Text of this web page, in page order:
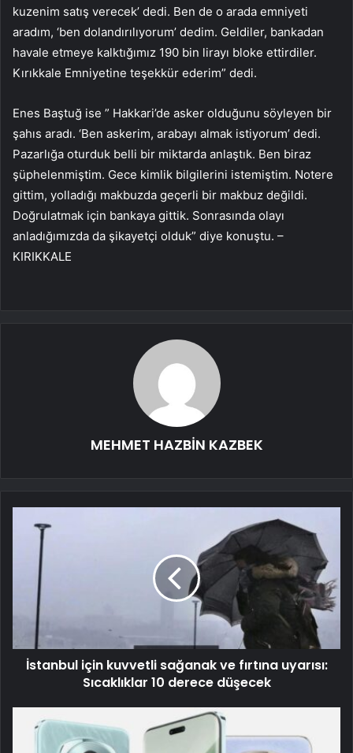
kuzenim satış verecek’ dedi. Ben de o arada emniyeti
aradım, ‘ben dolandırılıyorum’ dedim. Geldiler, bankadan
havale etmeye kalktığımız 190 bin lirayı bloke ettirdiler.
Kırıkkale Emniyetine teşekkür ederim” dedi.
Enes Baştuğ ise ” Hakkari’de asker olduğunu söyleyen bir
şahıs aradı. ‘Ben askerim, arabayı almak istiyorum’ dedi.
Pazarlığa oturduk belli bir miktarda anlaştık. Ben biraz
şüphelenmiştim. Gece kimlik bilgilerini istemiştim. Notere
gittim, yolladığı makbuzda geçerli bir makbuz değildi.
Doğrulatmak için bankaya gittik. Sonrasında olayı
anladığımızda da şikayetçi olduk” diye konuştu. –
KIRIKKALE
MEHMET HAZBİN KAZBEK
İstanbul için kuvvetli sağanak ve fırtına uyarısı:
Sıcaklıklar 10 derece düşecek